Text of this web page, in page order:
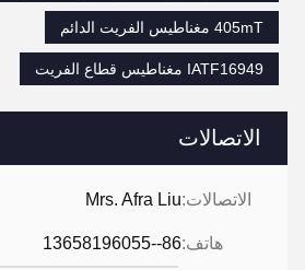
الاتصالات
الاتصالات:Mrs. Afra Liu
هاتف:86--13658196055
405mT مغناطيس الفريت الدائم
IATF16949 مغناطيس قطاع الفريت